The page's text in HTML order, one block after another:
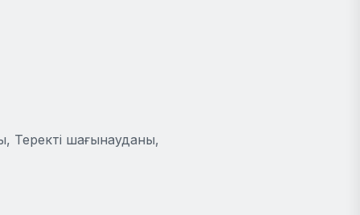
Теректі шағынауданы,